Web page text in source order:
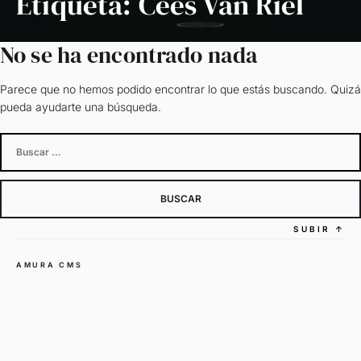
No se ha encontrado nada
Parece que no hemos podido encontrar lo que estás buscando. Quizá
pueda ayudarte una búsqueda.
SUBIR ↑
AMURA CMS